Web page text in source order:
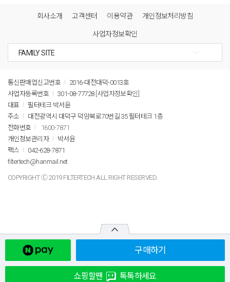
구매하기
쇼핑할땐 톡톡하세요
회사소개 고객센터 이용약관 개인정보처리방침
사업자정보확인
통신판매업신고번호
2016-대전대덕-0013호
사업자등록번호
301-08-77728 [사업자정보확인]
대표
필터테크 박서윤
주소
대전광역시 대덕구 덕암북로70번길 35 필터테크 1층
전화번호
1600-7871
개인정보관리자
박서윤
팩스
042-628-7871
filtertech@hanmail.net
COPYRIGHT Ⓒ 2019 FILTERTECH ALL RIGHT RESERVED.